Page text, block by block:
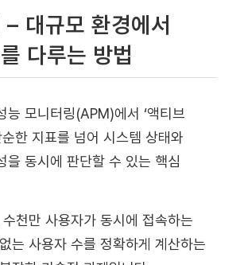
대규모 환경에서
다루는 방법
능 모니터링(APM)에서 ‘액티브
한 지표를 넘어 시스템 상태와
을 동시에 판단할 수 있는 핵심
천만 사용자가 동시에 접속하는
는 사용자 수를 정확하게 계산하는